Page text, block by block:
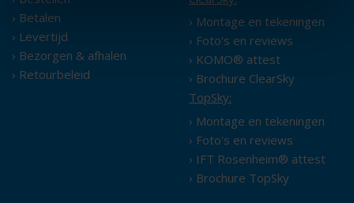
› Betalen
› Levertijd
› Bezorgen & afhalen
› Retourbeleid
› Montage en tekeningen
› Foto's en reviews
› KOMO® attest
› Brochure ClearSky
TopSky:
› Montage en tekeningen
› Foto's en reviews
› IFT Rosenheim® attest
› Brochure TopSky